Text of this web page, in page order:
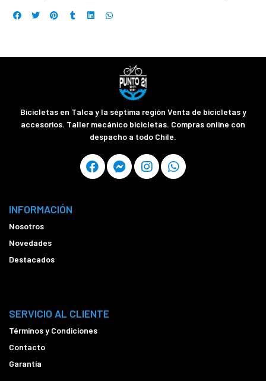
Bicicletas en Talca y la séptima región Venta de bicicletas y
accesorios. Taller mecánico bicicletas. Compras online con
despacho a todo Chile.
INFORMACIÓN
Nosotros
Novedades
Destacados
SERVICIO AL CLIENTE
Términos y Condiciones
Contacto
Garantía